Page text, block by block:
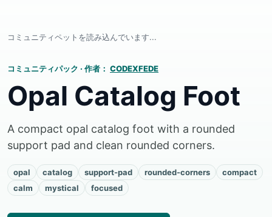
コミュニティペットを読み込んでいます...
コミュニティパック · 作者： CODEXFEDE
Opal Catalog Foot
A compact opal catalog foot with a rounded
support pad and clean rounded corners.
opal catalog support-pad rounded-corners
compact
calm
mystical focused